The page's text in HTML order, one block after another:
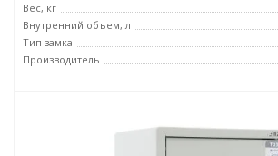
Вес, кг
Внутренний объем, л
Тип замка
Производитель